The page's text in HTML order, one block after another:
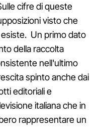
cifre di queste
visto che
Un primo dato
della raccolta
nell'ultimo
spinto anche dai
editoriali e
italiana che in
rappresentare un